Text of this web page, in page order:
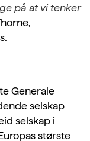
på at vi tenker
Generale
selskap
selskap i
største